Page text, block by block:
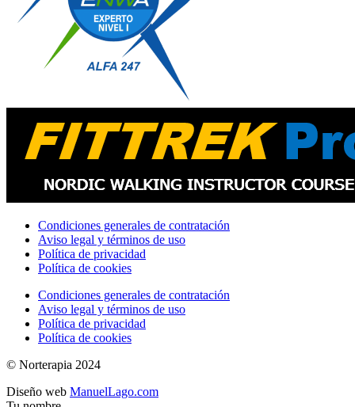
Condiciones generales de contratación
Aviso legal y términos de uso
Política de privacidad
Política de cookies
Condiciones generales de contratación
Aviso legal y términos de uso
Política de privacidad
Política de cookies
© Norterapia 2024
Diseño web ManuelLago.com